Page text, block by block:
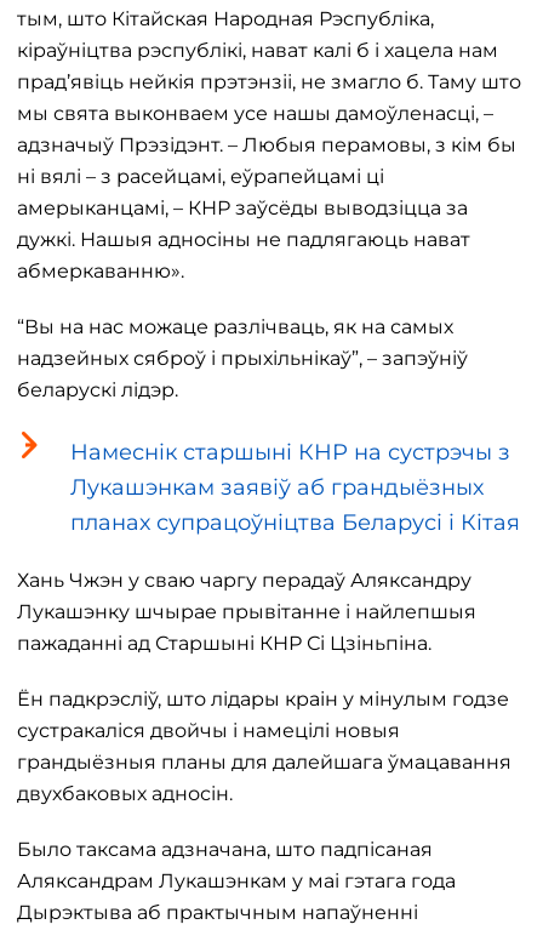
тым, што Кітайская Народная Рэспубліка,
кіраўніцтва рэспублікі, нават калі б і хацела нам
прад’явіць нейкія прэтэнзіі, не змагло б. Таму што
мы свята выконваем усе нашы дамоўленасці, –
адзначыў Прэзідэнт. – Любыя перамовы, з кім бы
ні вялі – з расейцамі, еўрапейцамі ці
амерыканцамі, – КНР заўсёды выводзіцца за
дужкі. Нашыя адносіны не падлягаюць нават
абмеркаванню».
“Вы на нас можаце разлічваць, як на самых
надзейных сяброў і прыхільнікаў”, – запэўніў
беларускі лідэр.
Намеснік старшыні КНР на сустрэчы з
Лукашэнкам заявіў аб грандыёзных
планах супрацоўніцтва Беларусі і Кітая
Хань Чжэн у сваю чаргу перадаў Аляксандру
Лукашэнку шчырае прывітанне і найлепшыя
пажаданні ад Старшыні КНР Сі Цзіньпіна.
Ён падкрэсліў, што лідары ​​краін у мінулым годзе
сустракаліся двойчы і намецілі новыя
грандыёзныя планы для далейшага ўмацавання
двухбаковых адносін.
Было таксама адзначана, што падпісаная
Аляксандрам Лукашэнкам у маі гэтага года
Дырэктыва аб практычным напаўненні